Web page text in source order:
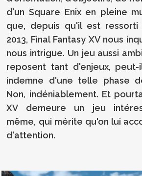
d'un Square Enix en pleine
que, depuis qu'il est
2013, Final Fantasy XV nous
nous intrigue. Un jeu aussi
reposent tant d'enjeux,
indemne d'une telle phase
Non, indéniablement. Et
XV demeure un jeu
même, qui mérite qu'on lui
d'attention.